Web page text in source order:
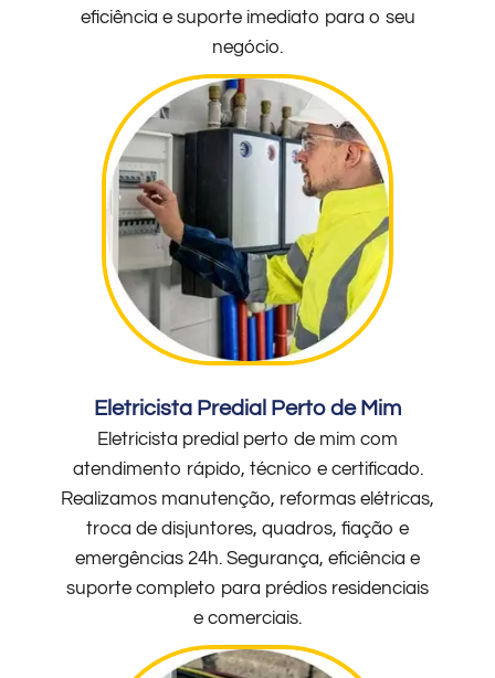
eficiência e suporte imediato para o seu
negócio.
Eletricista Predial Perto de Mim
Eletricista predial perto de mim com
atendimento rápido, técnico e certificado.
Realizamos manutenção, reformas elétricas,
troca de disjuntores, quadros, fiação e
emergências 24h. Segurança, eficiência e
suporte completo para prédios residenciais
e comerciais.